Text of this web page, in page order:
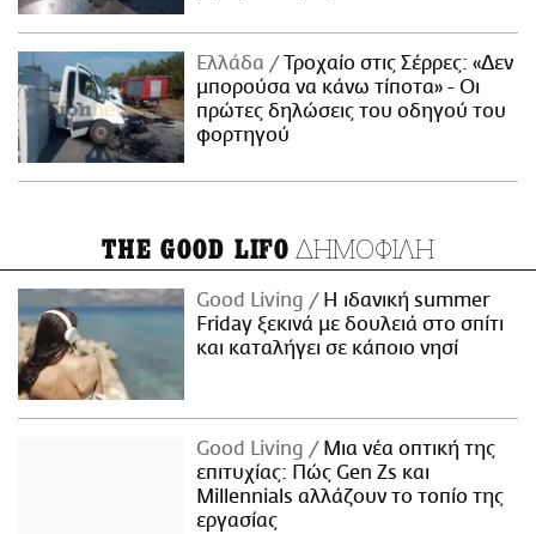
Ελλάδα
Τροχαίο στις Σέρρες: «Δεν
μπορούσα να κάνω τίποτα» - Οι
πρώτες δηλώσεις του οδηγού του
φορτηγού
THE GOOD LIFO ΔΗΜΟΦΙΛΗ
Good Living
Η ιδανική summer
Friday ξεκινά με δουλειά στο σπίτι
και καταλήγει σε κάποιο νησί
Good Living
Μια νέα οπτική της
επιτυχίας: Πώς Gen Zs και
Millennials αλλάζουν το τοπίο της
εργασίας